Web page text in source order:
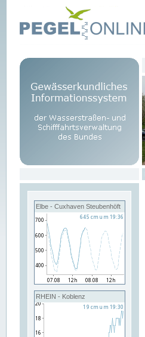
Elbe - Cuxhaven Steubenhöft
RHEIN - Koblenz